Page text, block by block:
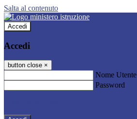
Salta al contenuto
Accedi
Accedi
button close ×
Nome Utente
Password